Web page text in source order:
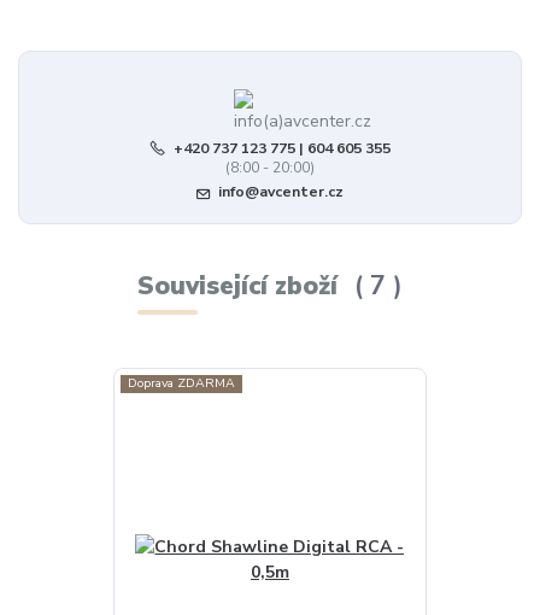
+420 737 123 775 | 604 605 355
(8:00 - 20:00)
info@avcenter.cz
Související zboží 7
Doprava ZDARMA